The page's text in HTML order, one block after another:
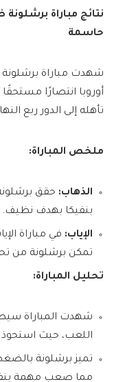
نتائج مباراة برشلونة
حاسمة
أوروبا انتصارًا
تأهله إلى الدور ربع
ملخص المباراة:
الذهاب: حقق
بنفيكا بهدف نظيف.
الإياب: في مباراة
تمكن برشلونة من
تحليل المباراة:
شهدت المباراة
اللعب، حيث استحوذ
تميز برشلونة
مما صعب مهمة